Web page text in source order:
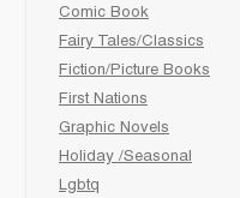
Comic Book
Fairy Tales/Classics
Fiction/Picture Books
First Nations
Graphic Novels
Holiday /Seasonal
Lgbtq